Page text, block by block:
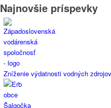
Najnovšie príspevky
Zníženie výdatnosti vodných